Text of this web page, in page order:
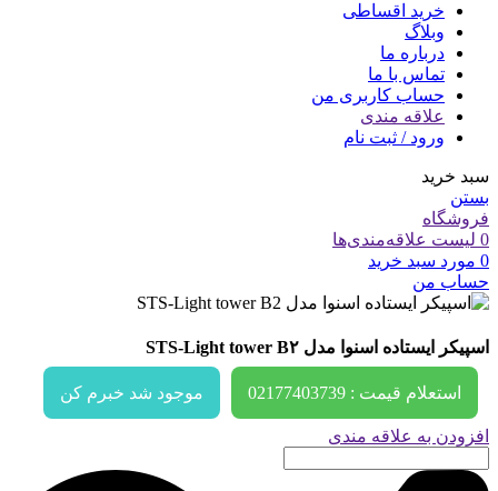
خرید اقساطی
وبلاگ
درباره ما
تماس با ما
حساب کاربری من
علاقه مندی
ورود / ثبت نام
سبد خرید
بستن
فروشگاه
0 لیست علاقه‌مندی‌ها
0 مورد سبد خرید
حساب من
اسپیکر ایستاده اسنوا مدل STS-Light tower B۲
استعلام قیمت : 02177403739 موجود شد خبرم کن
افزودن به علاقه مندی